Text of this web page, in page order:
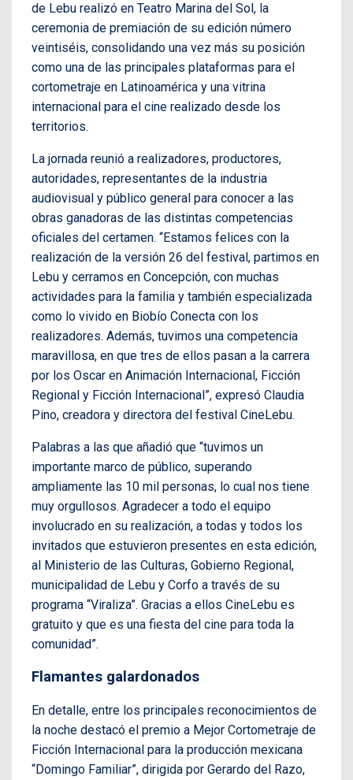
de Lebu realizó en Teatro Marina del Sol, la
ceremonia de premiación de su edición número
veintiséis, consolidando una vez más su posición
como una de las principales plataformas para el
cortometraje en Latinoamérica y una vitrina
internacional para el cine realizado desde los
territorios.
La jornada reunió a realizadores, productores,
autoridades, representantes de la industria
audiovisual y público general para conocer a las
obras ganadoras de las distintas competencias
oficiales del certamen. “Estamos felices con la
realización de la versión 26 del festival, partimos en
Lebu y cerramos en Concepción, con muchas
actividades para la familia y también especializada
como lo vivido en Biobío Conecta con los
realizadores. Además, tuvimos una competencia
maravillosa, en que tres de ellos pasan a la carrera
por los Oscar en Animación Internacional, Ficción
Regional y Ficción Internacional”, expresó Claudia
Pino, creadora y directora del festival CineLebu.
Palabras a las que añadió que “tuvimos un
importante marco de público, superando
ampliamente las 10 mil personas, lo cual nos tiene
muy orgullosos. Agradecer a todo el equipo
involucrado en su realización, a todas y todos los
invitados que estuvieron presentes en esta edición,
al Ministerio de las Culturas, Gobierno Regional,
municipalidad de Lebu y Corfo a través de su
programa “Viraliza”. Gracias a ellos CineLebu es
gratuito y que es una fiesta del cine para toda la
comunidad”.
Flamantes galardonados
En detalle, entre los principales reconocimientos de
la noche destacó el premio a Mejor Cortometraje de
Ficción Internacional para la producción mexicana
“Domingo Familiar”, dirigida por Gerardo del Razo,